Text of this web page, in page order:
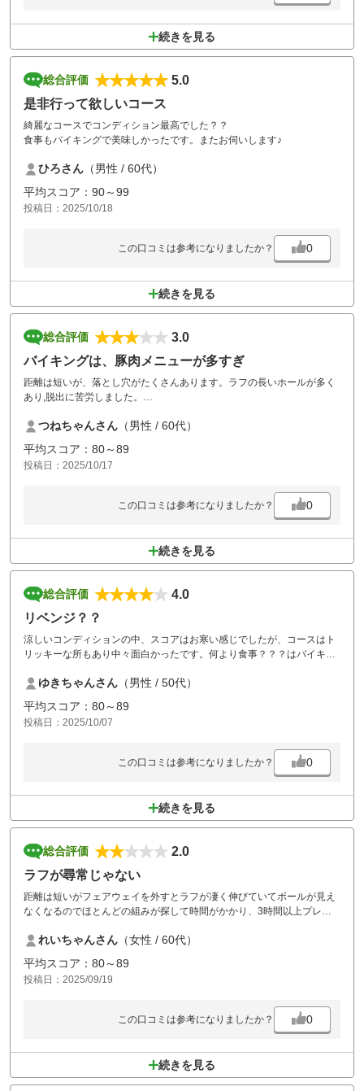
続きを見る
総合評価
5.0
是非行って欲しいコース
綺麗なコースでコンディション最高でした？？
食事もバイキングで美味しかったです。またお伺いします♪
ひろさん （男性 / 60代）
平均スコア：90～99
投稿日：2025/10/18
この口コミは参考になりましたか？ 0
続きを見る
総合評価
3.0
バイキングは、豚肉メニューが多すぎ
距離は短いが、落とし穴がたくさんあります。ラフの長いホールが多く
あり,脱出に苦労しました。
つねちゃんさん （男性 / 60代）
平均スコア：80～89
投稿日：2025/10/17
この口コミは参考になりましたか？ 0
続きを見る
総合評価
4.0
リベンジ？？
涼しいコンディションの中、スコアはお寒い感じでしたが、コースはト
リッキーな所もあり中々面白かったです。何より食事？？？はバイキン
ゆきちゃんさん （男性 / 50代）
平均スコア：80～89
投稿日：2025/10/07
この口コミは参考になりましたか？ 0
続きを見る
総合評価
2.0
ラフが尋常じゃない
距離は短いがフェアウェイを外すとラフが凄く伸びていてボールが見え
なくなるのでほとんどの組みが探して時間がかかり、3時間以上プレイ
ないのにみんなOBじゃないのでボールを探すため時間がかかる。あのラ
フを短くした方がスムーズプレイできると思う。他は食事も設備も良い
と思う。このコースはOBは1つもなく、全部ワンペナルティーにしてあ
る。スムーズにプレイをできるようにしているようだが、あのラフでは
れいちゃんさん （女性 / 60代）
平均スコア：80～89
投稿日：2025/09/19
この口コミは参考になりましたか？ 0
続きを見る